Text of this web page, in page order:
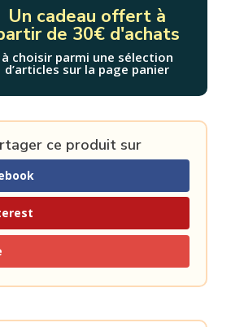
Un cadeau offert à
de 30€ d'achats
à choisir parmi une sélection
d’articles sur la page panier
ce produit sur